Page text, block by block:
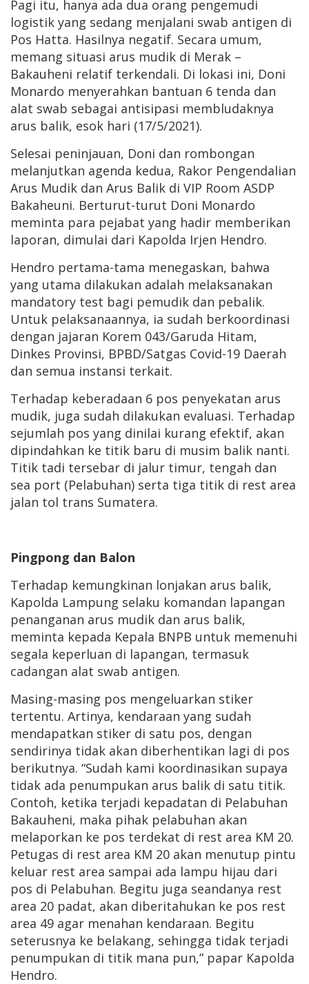
Pagi itu, hanya ada dua orang pengemudi
logistik yang sedang menjalani swab antigen di
Pos Hatta. Hasilnya negatif. Secara umum,
memang situasi arus mudik di Merak –
Bakauheni relatif terkendali. Di lokasi ini, Doni
Monardo menyerahkan bantuan 6 tenda dan
alat swab sebagai antisipasi membludaknya
arus balik, esok hari (17/5/2021).
Selesai peninjauan, Doni dan rombongan
melanjutkan agenda kedua, Rakor Pengendalian
Arus Mudik dan Arus Balik di VIP Room ASDP
Bakaheuni. Berturut-turut Doni Monardo
meminta para pejabat yang hadir memberikan
laporan, dimulai dari Kapolda Irjen Hendro.
Hendro pertama-tama menegaskan, bahwa
yang utama dilakukan adalah melaksanakan
mandatory test bagi pemudik dan pebalik.
Untuk pelaksanaannya, ia sudah berkoordinasi
dengan jajaran Korem 043/Garuda Hitam,
Dinkes Provinsi, BPBD/Satgas Covid-19 Daerah
dan semua instansi terkait.
Terhadap keberadaan 6 pos penyekatan arus
mudik, juga sudah dilakukan evaluasi. Terhadap
sejumlah pos yang dinilai kurang efektif, akan
dipindahkan ke titik baru di musim balik nanti.
Titik tadi tersebar di jalur timur, tengah dan
sea port (Pelabuhan) serta tiga titik di rest area
jalan tol trans Sumatera.
Pingpong dan Balon
Terhadap kemungkinan lonjakan arus balik,
Kapolda Lampung selaku komandan lapangan
penanganan arus mudik dan arus balik,
meminta kepada Kepala BNPB untuk memenuhi
segala keperluan di lapangan, termasuk
cadangan alat swab antigen.
Masing-masing pos mengeluarkan stiker
tertentu. Artinya, kendaraan yang sudah
mendapatkan stiker di satu pos, dengan
sendirinya tidak akan diberhentikan lagi di pos
berikutnya. “Sudah kami koordinasikan supaya
tidak ada penumpukan arus balik di satu titik.
Contoh, ketika terjadi kepadatan di Pelabuhan
Bakauheni, maka pihak pelabuhan akan
melaporkan ke pos terdekat di rest area KM 20.
Petugas di rest area KM 20 akan menutup pintu
keluar rest area sampai ada lampu hijau dari
pos di Pelabuhan. Begitu juga seandanya rest
area 20 padat, akan diberitahukan ke pos rest
area 49 agar menahan kendaraan. Begitu
seterusnya ke belakang, sehingga tidak terjadi
penumpukan di titik mana pun,” papar Kapolda
Hendro.